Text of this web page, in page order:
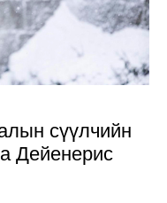
сүүлчийн
Дейенерис